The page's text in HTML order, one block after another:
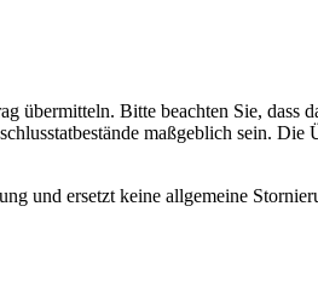
Bitte beachten Sie, dass
maßgeblich sein.
und ersetzt keine allgemeine